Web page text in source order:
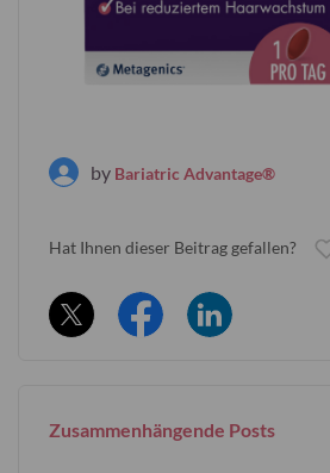
by Bariatric Advantage®
Hat Ihnen dieser Beitrag gefallen?
Zusammenhängende Posts